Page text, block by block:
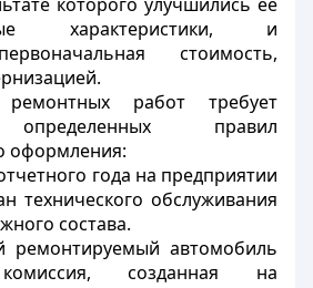
характеристики, и
стоимость,
ремонтных работ требует
правил
оформления:
года на предприятии
технического обслуживания
состава.
ремонтируемый автомобиль
созданная на